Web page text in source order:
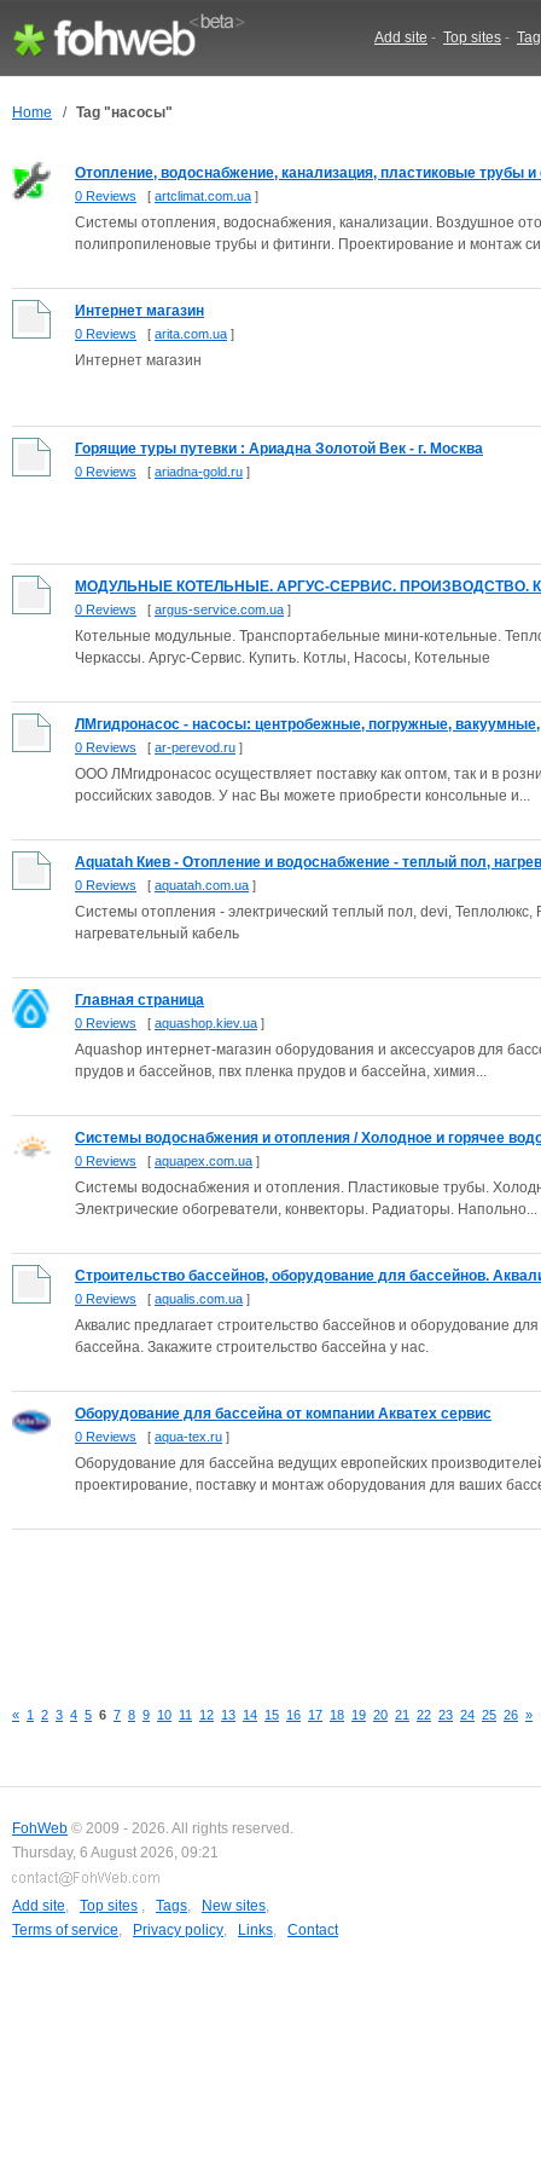
Add site - Top sites -
Home / Tag "насосы"
Отопление, водоснабжение, канализация, пластиковые трубы и
0 Reviews [ artclimat.com.ua ]
Системы отопления, водоснабжения, канализации. Воздушное
полипропиленовые трубы и фитинги. Проектирование и монтаж
Интернет магазин
0 Reviews [ arita.com.ua ]
Интернет магазин
Горящие туры путевки : Ариадна Золотой Век - г. Москва
0 Reviews [ ariadna-gold.ru ]
МОДУЛЬНЫЕ КОТЕЛЬНЫЕ. АРГУС-СЕРВИС. ПРОИЗВОДСТВО.
0 Reviews [ argus-service.com.ua ]
Котельные модульные. Транспортабельные мини-котельные.
Черкассы. Аргус-Сервис. Купить. Котлы, Насосы, Котельные
ЛМгидронасос - насосы: центробежные, погружные, вакуумные,
0 Reviews [ ar-perevod.ru ]
ООО ЛМгидронасос осуществляет поставку как оптом, так и в
российских заводов. У нас Вы можете приобрести консольные и...
Aquatah Киев - Отопление и водоснабжение - теплый пол,
0 Reviews [ aquatah.com.ua ]
Системы отопления - электрический теплый пол, devi,
нагревательный кабель
Главная страница
0 Reviews [ aquashop.kiev.ua ]
Aquashop интернет-магазин оборудования и аксессуаров для
прудов и бассейнов, пвх пленка прудов и бассейна, химия...
Системы водоснабжения и отопления / Холодное и горячее
0 Reviews [ aquapex.com.ua ]
Системы водоснабжения и отопления. Пластиковые трубы.
Электрические обогреватели, конвекторы. Радиаторы. Напольно...
Строительство бассейнов, оборудование для бассейнов.
0 Reviews [ aqualis.com.ua ]
Аквалис предлагает строительство бассейнов и оборудование
бассейна. Закажите строительство бассейна у нас.
Оборудование для бассейна от компании Акватех сервис
0 Reviews [ aqua-tex.ru ]
Оборудование для бассейна ведущих европейских
проектирование, поставку и монтаж оборудования для ваших
« 1 2 3 4 5 6 7 8 9 10 11 12 13 14 15 16 17 18 19 20 21 22 23 24 25 26 »
FohWeb © 2009 - 2026. All rights reserved.
Thursday, 6 August 2026, 09:21
Add site, Top sites , Tags, New sites,
Terms of service, Privacy policy, Links, Contact